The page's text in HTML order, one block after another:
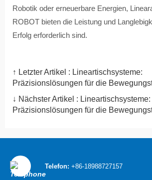
Robotik oder erneuerbare Energien,
ROBOT bieten die Leistung und
Erfolg erforderlich sind.
↑ Letzter Artikel : Lineartischsysteme:
Präzisionslösungen für die
↓ Nächster Artikel : Lineartischsysteme:
Präzisionslösungen für die
Telefon: +86-18988727157